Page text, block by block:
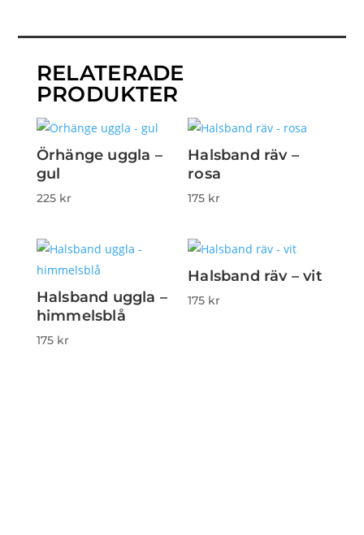
RELATERADE
PRODUKTER
Örhänge uggla –
gul
225 kr
Halsband räv –
rosa
175 kr
Halsband uggla –
himmelsblå
175 kr
Halsband räv – vit
175 kr